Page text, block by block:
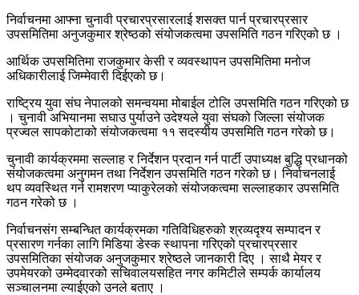
निर्वाचनमा आफ्ना चुनावी प्रचारप्रसारलाई शसक्त पार्न प्रचारप्रसार
उपसमितिमा अनुजकुमार श्रेष्ठको संयोजकत्वमा उपसमिति गठन गरिएको छ ।
आर्थिक उपसमितिमा राजकुमार केसी र व्यवस्थापन उपसमितिमा मनोज
अधिकारीलाई जिम्मेवारी दिईएको छ।
राष्ट्रिय युवा संघ नेपालको समन्वयमा मोबाईल टोलि उपसमिति गठन गरिएको छ
। चुनावी अभियानमा सघाउ पुर्याउने उदेश्यले युवा संघको जिल्ला संयोजक
प्रज्वल सापकोटाको संयोजकत्वमा ११ सदस्यीय उपसमिति गठन गरेको छ।
चुनावी कार्यक्रममा सल्लाह र निर्देशन प्रदान गर्न पार्टी उपाध्यक्ष बुद्धि प्रधानको
संयोजकत्वमा अनुगमन तथा निर्देशन उपसमिति गठन गरेको छ। निर्वाचनलाई
थप व्यवस्थित गर्न रामशरण प्याकुरेलको संयोजकत्वमा सल्लाहकार उपसमिति
गठन गरेको छ ।
निर्वाचनसंग सम्बन्धित कार्यक्रमका गतिविधिहरुको श्रव्यदृश्य सम्पादन र
प्रसारण गर्नका लागि मिडिया डेस्क स्थापना गरिएको प्रचारप्रसार
उपसमितिका संयोजक अनुजकुमार श्रेष्ठले जानकारी दिए । साथै मेयर र
उपमेयरको उम्मेदवारको सचिवालयसहित नगर कमिटीले सम्पर्क कार्यालय
सञ्चालनमा ल्याईएको उनले बताए ।